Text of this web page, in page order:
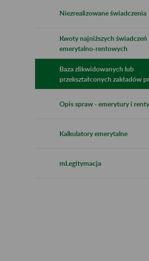
Niezrealizowane świadczenia
Kwoty najniższych świadczeń
emerytalno-rentowych
Baza zlikwidowanych lub
przekształconych zakładów
Opis spraw - emerytury i renty
Kalkulatory emerytalne
mLegitymacja